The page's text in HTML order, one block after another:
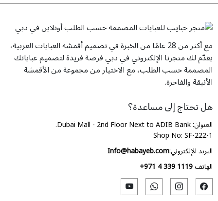
مع أكثر من 28 عامًا من الخبرة في تصميم أقمشة العبايات العربية،
يقدّم لك متجرنا الإلكتروني في دبي فرصة فريدة لتصميم عباياتك
المصممة حسب الطلب، مع الاختيار من مجموعة من الأقمشة
الأنيقة والفاخرة.
هل تحتاج إلى مساعدة؟
العنوان: Dubai Mall - 2nd Floor Next to ADIB Bank.
Shop No: SF-222-1
البريد الإلكتروني:Info@habayeb.com
الهاتف+971 4 339 1119